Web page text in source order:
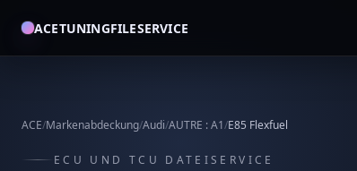
ACETUNINGFILESERVICE
ACE/Markenabdeckung/Audi/AUTRE : A1/E85 Flexfuel
ECU UND TCU DATEISERVICE